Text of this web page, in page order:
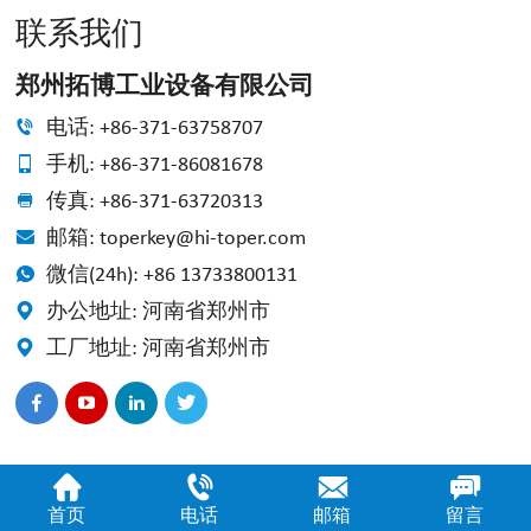
联系我们
郑州拓博工业设备有限公司
电话: +86-371-63758707
手机: +86-371-86081678
传真: +86-371-63720313
邮箱: toperkey@hi-toper.com
微信(24h): +86 13733800131
办公地址: 河南省郑州市
工厂地址: 河南省郑州市
首页 电话 邮箱 留言